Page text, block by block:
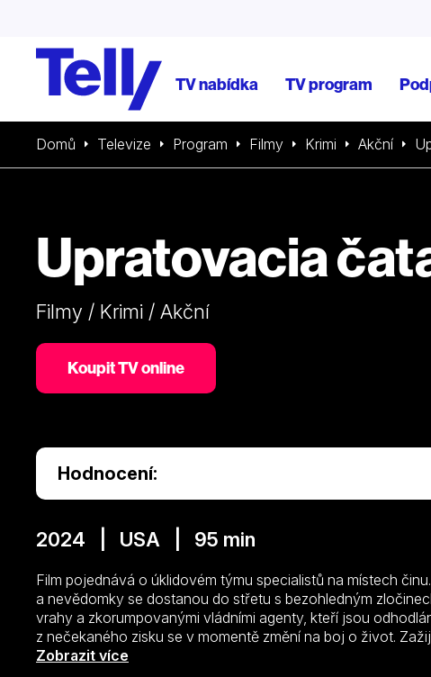
TV nabídka TV program
Domů Televize Program Filmy Krimi Akční
Upratovacia
Filmy / Krimi / Akční
Koupit TV online
Hodnocení:
2024 | USA | 95 min
Film pojednává o úklidovém týmu specialistů na místech
a nevědomky se dostanou do střetu s bezohledným
vrahy a zkorumpovanými vládními agenty, kteří jsou
z nečekaného zisku se v momentě změní na boj o život.
najít v sobě sílu, dovednost a myslet jako zločinci, aby byli o
Zobrazit více